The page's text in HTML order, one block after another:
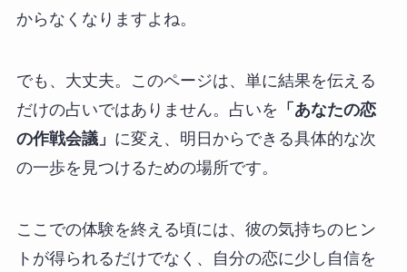
からなくなりますよね。
でも、大丈夫。このページは、単に結果を伝える
だけの占いではありません。占いを 「あなたの恋
の作戦会議」 に変え、明日からできる具体的な次
の一歩を見つけるための場所です。
ここでの体験を終える頃には、彼の気持ちのヒン
トが得られるだけでなく、自分の恋に少し自信を